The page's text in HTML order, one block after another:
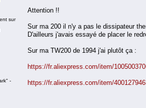
sur
-
Attention !!
Sur ma 200 il n'y a pas le dissipateur
D'ailleurs j'avais essayé de placer le
Sur ma TW200 de 1994 j'ai plutôt ça :
https://fr.aliexpress.com/item/
https://fr.aliexpress.com/item/